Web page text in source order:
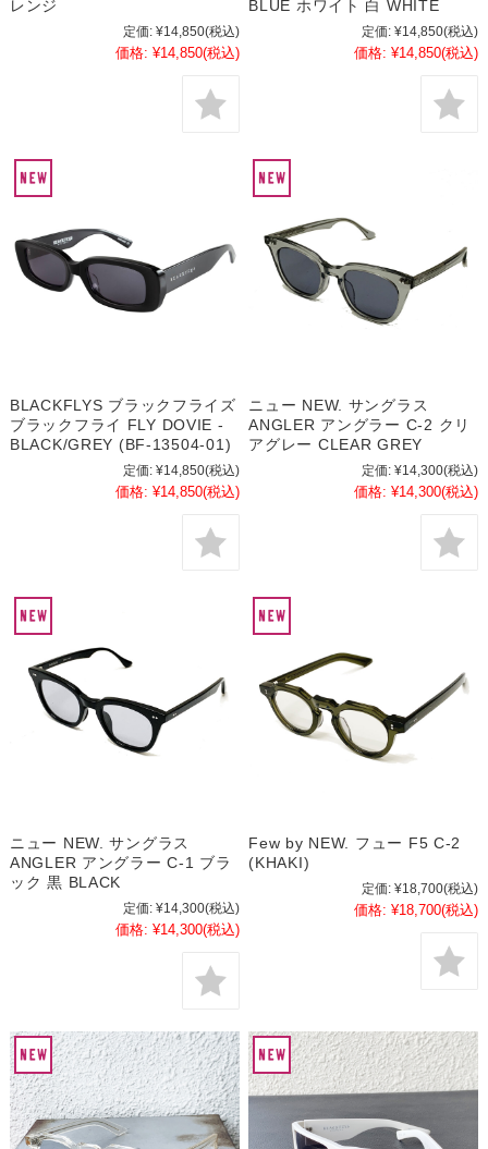
レンジ
定価: ¥14,850(税込)
価格: ¥14,850(税込)
BLUE ホワイト 白 WHITE
定価: ¥14,850(税込)
価格: ¥14,850(税込)
BLACKFLYS ブラックフライズ
ブラックフライ FLY DOVIE -
BLACK/GREY (BF-13504-01)
定価: ¥14,850(税込)
価格: ¥14,850(税込)
ニュー NEW. サングラス
ANGLER アングラー C-2 クリ
アグレー CLEAR GREY
定価: ¥14,300(税込)
価格: ¥14,300(税込)
ニュー NEW. サングラス
ANGLER アングラー C-1 ブラ
ック 黒 BLACK
定価: ¥14,300(税込)
価格: ¥14,300(税込)
Few by NEW. フュー F5 C-2
(KHAKI)
定価: ¥18,700(税込)
価格: ¥18,700(税込)